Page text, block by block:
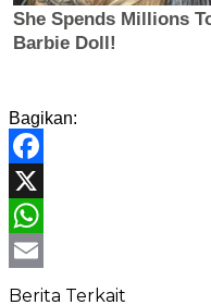
Bagikan:
Facebook
X
WhatsApp
Email
Berita Terkait